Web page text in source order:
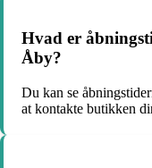
Hvad er
Åby?
Du kan se
at kontakte butikken